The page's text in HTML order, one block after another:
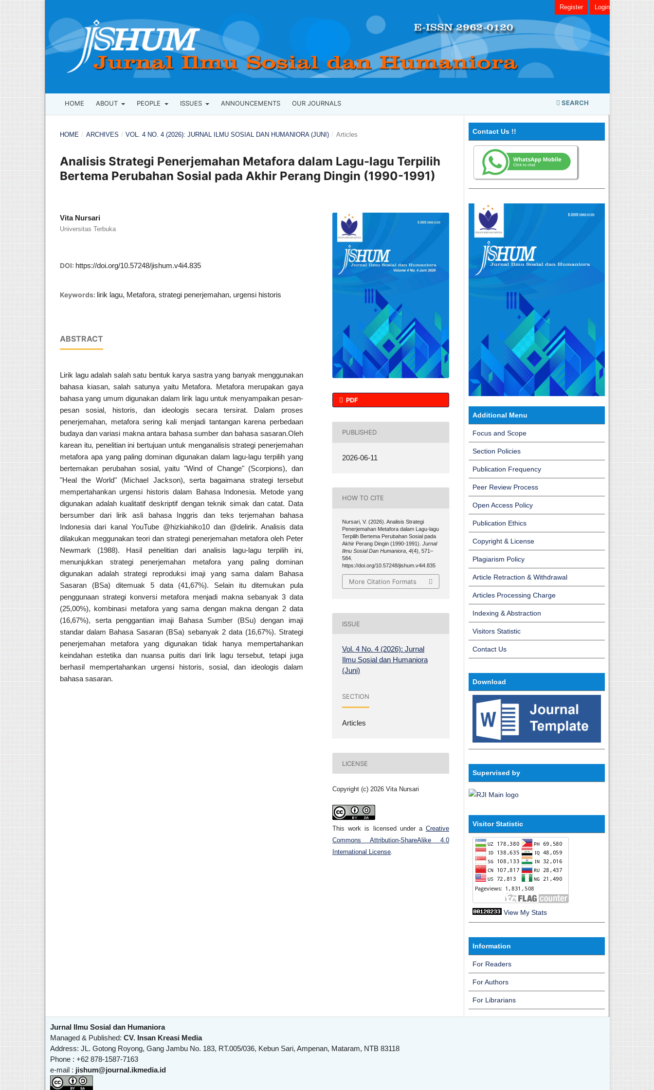
HOME ABOUT PEOPLE ISSUES ANNOUNCEMENTS OUR JOURNALS SEARCH
Register Login
HOME / ARCHIVES / VOL. 4 NO. 4 (2026): JURNAL ILMU SOSIAL DAN HUMANIORA (JUNI) / Articles
Analisis Strategi Penerjemahan Metafora dalam Lagu-lagu Terpilih
Bertema Perubahan Sosial pada Akhir Perang Dingin (1990-1991)
Vita Nursari
Universitas Terbuka
DOI: https://doi.org/10.57248/jishum.v4i4.835
Keywords: lirik lagu, Metafora, strategi penerjemahan, urgensi historis
ABSTRACT
Lirik lagu adalah salah satu bentuk karya sastra yang banyak menggunakan
bahasa kiasan, salah satunya yaitu Metafora. Metafora merupakan gaya
bahasa yang umum digunakan dalam lirik lagu untuk menyampaikan pesan-
pesan sosial, historis, dan ideologis secara tersirat. Dalam proses
penerjemahan, metafora sering kali menjadi tantangan karena perbedaan
budaya dan variasi makna antara bahasa sumber dan bahasa sasaran.Oleh
karean itu, penelitian ini bertujuan untuk menganalisis strategi penerjemahan
metafora apa yang paling dominan digunakan dalam lagu-lagu terpilih yang
bertemakan perubahan sosial, yaitu "Wind of Change" (Scorpions), dan
"Heal the World" (Michael Jackson), serta bagaimana strategi tersebut
mempertahankan urgensi historis dalam Bahasa Indonesia. Metode yang
digunakan adalah kualitatif deskriptif dengan teknik simak dan catat. Data
bersumber dari lirik asli bahasa Inggris dan teks terjemahan bahasa
Indonesia dari kanal YouTube @hizkiahiko10 dan @delirik. Analisis data
dilakukan meggunakan teori dan strategi penerjemahan metafora oleh Peter
Newmark (1988). Hasil penelitian dari analisis lagu-lagu terpilih ini,
menunjukkan strategi penerjemahan metafora yang paling dominan
digunakan adalah strategi reproduksi imaji yang sama dalam Bahasa
Sasaran (BSa) ditemuak 5 data (41,67%). Selain itu ditemukan pula
penggunaan strategi konversi metafora menjadi makna sebanyak 3 data
(25,00%), kombinasi metafora yang sama dengan makna dengan 2 data
(16,67%), serta penggantian imaji Bahasa Sumber (BSu) dengan imaji
standar dalam Bahasa Sasaran (BSa) sebanyak 2 data (16,67%). Strategi
penerjemahan metafora yang digunakan tidak hanya mempertahankan
keindahan estetika dan nuansa puitis dari lirik lagu tersebut, tetapi juga
berhasil mempertahankan urgensi historis, sosial, dan ideologis dalam
bahasa sasaran.
PDF
PUBLISHED
2026-06-11
HOW TO CITE
Nursari, V. (2026). Analisis Strategi
Penerjemahan Metafora dalam Lagu-lagu
Terpilih Bertema Perubahan Sosial pada
Akhir Perang Dingin (1990-1991).Jurnal
Ilmu Sosial Dan Humaniora ,4(4), 571–
584.
https://doi.org/10.57248/jishum.v4i4.835
More Citation Formats
ISSUE
Vol. 4 No. 4 (2026): Jurnal
Ilmu Sosial dan Humaniora
(Juni)
SECTION
Articles
LICENSE
Copyright (c) 2026 Vita Nursari
This work is licensed under a Creative
Commons Attribution-ShareAlike 4.0
International License.
Contact Us !!
Additional Menu
Focus and Scope
Section Policies
Publication Frequency
Peer Review Process
Open Access Policy
Publication Ethics
Copyright & License
Plagiarism Policy
Article Retraction & Withdrawal
Articles Processing Charge
Indexing & Abstraction
Visitors Statistic
Contact Us
Download
Supervised by
Visitor Statistic
View My Stats
Information
For Readers
For Authors
For Librarians
Jurnal Ilmu Sosial dan Humaniora
Managed & Published: CV. Insan Kreasi Media
Address: JL. Gotong Royong, Gang Jambu No. 183, RT.005/036, Kebun Sari, Ampenan, Mataram, NTB 83118
Phone : +62 878-1587-7163
e-mail : jishum@journal.ikmedia.id